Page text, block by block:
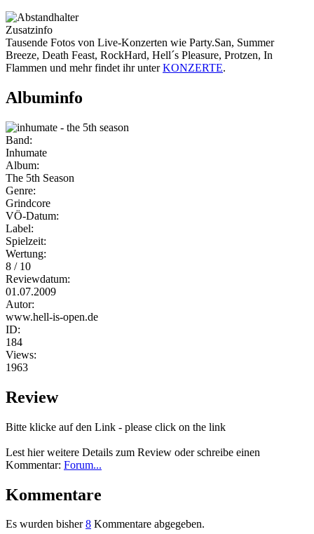
Zusatzinfo
Tausende Fotos von Live-Konzerten wie Party.San, Summer
Breeze, Death Feast, RockHard, Hell´s Pleasure, Protzen, In
Flammen und mehr findet ihr unterKONZERTE.
Albuminfo
Band:
Inhumate
Album:
The 5th Season
Genre:
Grindcore
VÖ-Datum:
Label:
Spielzeit:
Wertung:
8 / 10
Reviewdatum:
01.07.2009
Autor:
www.hell-is-open.de
ID:
184
Views:
1963
Review
Bitte klicke auf den Link - please click on the link
Lest hier weitere Details zum Review oder schreibe einen
Kommentar: Forum...
Kommentare
Es wurden bisher8 Kommentare abgegeben.